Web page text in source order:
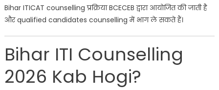
Bihar ITICAT counselling प्रक्रिया BCECEB द्वारा आयोजित की जाती है
और qualified candidates counselling में भाग ले सकते हैं।
Bihar ITI Counselling
2026 Kab Hogi?